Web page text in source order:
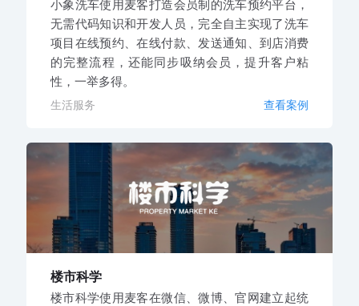
小象洗车使用麦客打造会员制的洗车预约平台，
无需代码知识和开发人员，完全自主实现了洗车
项目在线预约、在线付款、发送通知、到店消费
的完整流程，还能同步吸纳会员，提升客户粘
性，一举多得。
生活服务 查看案例
楼市科学
楼市科学使用麦客在微信、微博、官网建立起统